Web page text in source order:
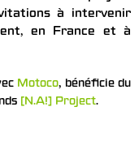
à intervenir
en France et à
Motoco, bénéficie du
[N.A!] Project.